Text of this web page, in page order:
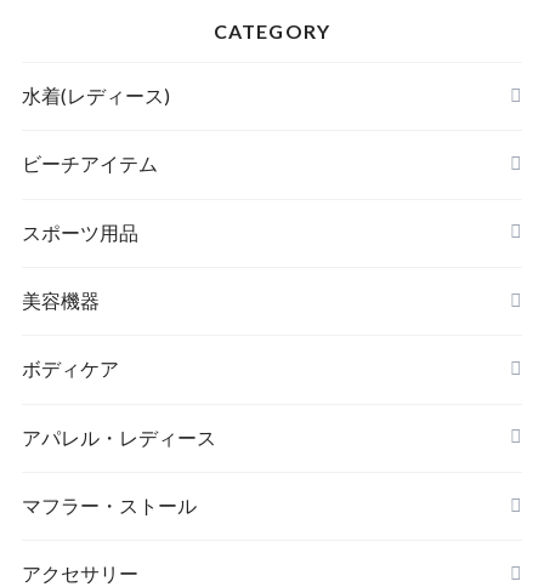
CATEGORY
水着(レディース)
ビキニ
ハイネックビキニ
ビーチアイテム
ビーチサンダル
ヌードブラ
カーディガン・羽織
ステッカー
スポーツ用品
サウナスーツ
スイムウェア
スポーツブラ
レギンス・スパッツ
スポーツウェアセット
美容機器
脱毛器
ボディケア
リップ・唇
マスク
アパレル・レディース
レッグウォーマー
マフラー・ストール
大判ストール
アクセサリー